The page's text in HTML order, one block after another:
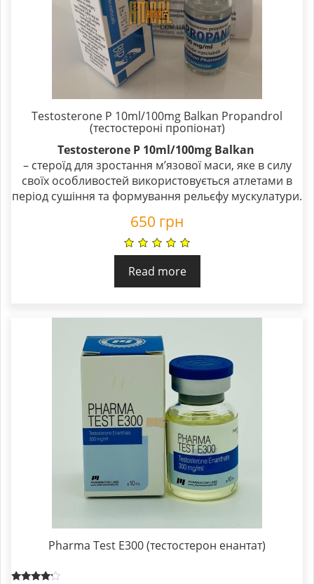
Testosterone P 10ml/100mg Balkan Propandrol
(тестостероні пропіонат)
Testosterone P 10ml/100mg Balkan
– стероїд для зростання м’язової маси, яке в силу
своїх особливостей використовується атлетами в
період сушіння та формування рельєфу мускулатури.
650 грн
Read more
Pharma Test E300 (тестостерон енантат)